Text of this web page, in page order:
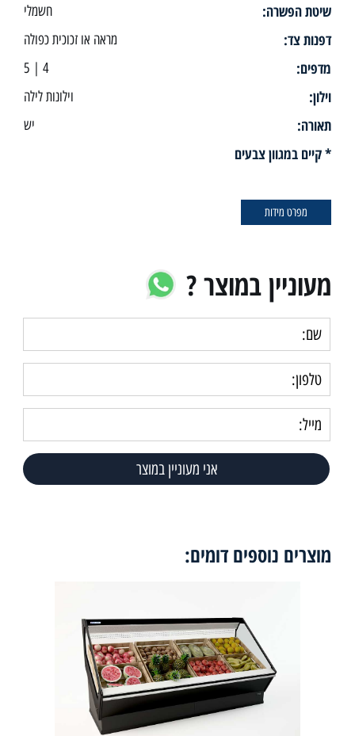
שיטת הפשרה: חשמלי
דפנות צד: מראה או זכוכית כפולה
מדפים: 4 | 5
וילון: וילונות לילה
תאורה: יש
* קיים במגוון צבעים
מפרט מידות
מעוניין במוצר ?
מוצרים נוספים דומים: